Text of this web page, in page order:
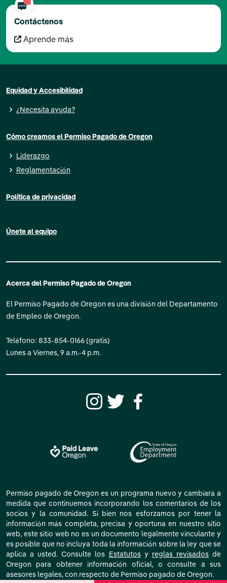
Contáctenos
Aprende más
Acerca del Permiso Pagado de Oregon
El Permiso Pagado de Oregon es una división del Departamento
de Empleo de Oregon.
Teléfono: 833-854-0166 (gratis)
Lunes a Viernes, 9 a.m.-4 p.m.
Cómo creamos el Permiso Pagado de Oregon
Liderazgo
Reglamentación
Equidad y Accesibilidad
¿Necesita ayuda?
Política de privacidad
Únete al equipo
Permiso pagado de Oregon es un programa nuevo y cambiará a
medida que continuemos incorporando los comentarios de los
socios y la comunidad. Si bien nos esforzamos por tener la
información más completa, precisa y oportuna en nuestro sitio
web, este sitio web no es un documento legalmente vinculante y
es posible que no incluya toda la información sobre la ley que se
aplica a usted. Consulte los Estatutosy reglas revisadosde
Oregon para obtener información oficial, o consulte a sus
asesores legales, con respecto de Permiso pagado de Oregon.